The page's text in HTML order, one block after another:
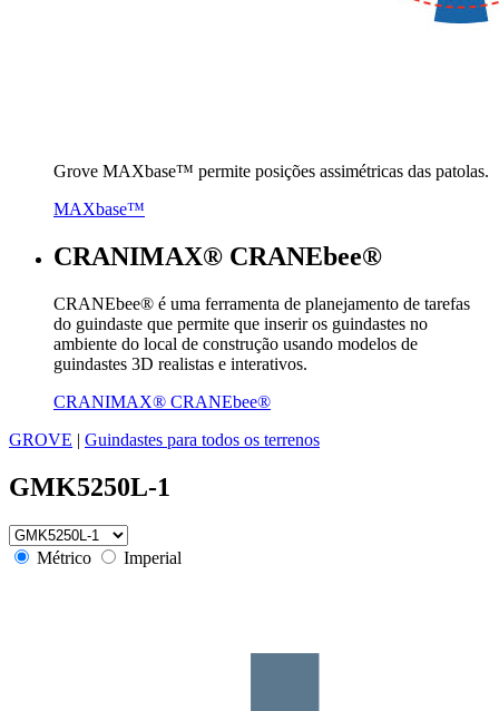
Grove MAXbase™ permite posições assimétricas das patolas.
MAXbase™
CRANIMAX® CRANEbee®
CRANEbee® é uma ferramenta de planejamento de tarefas
do guindaste que permite que inserir os guindastes no
ambiente do local de construção usando modelos de
guindastes 3D realistas e interativos.
CRANIMAX® CRANEbee®
GROVE | Guindastes para todos os terrenos
GMK5250L-1
Métrico Imperial